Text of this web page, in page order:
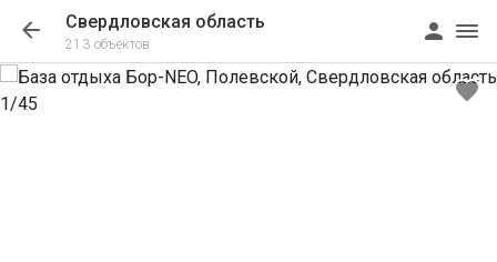
Свердловская область
213 объектов
1/45